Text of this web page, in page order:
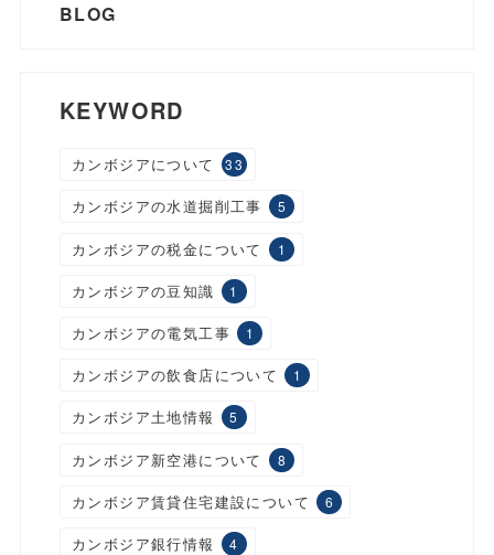
BLOG
KEYWORD
カンボジアについて 33
カンボジアの水道掘削工事 5
カンボジアの税金について 1
カンボジアの豆知識 1
カンボジアの電気工事 1
カンボジアの飲食店について 1
カンボジア土地情報 5
カンボジア新空港について 8
カンボジア賃貸住宅建設について 6
カンボジア銀行情報 4